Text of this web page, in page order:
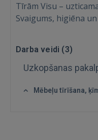
Tīrām Visu –
Svaigums, higiēna
Darba veidi (3)
Uzkopšanas
Mēbeļu tīrīšana,